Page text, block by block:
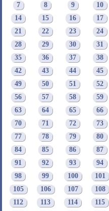
7 8 9 10
14
15 16 17
21
22 23 24
28
29 30 31
35
36 37 38
42
43 44 45
49
50 51 52
56
57 58 59
63
64 65 66
70
71 72 73
77
78 79 80
84
85 86 87
91
92 93 94
98
99 100 101
105
106 107 108
112
113 114 115